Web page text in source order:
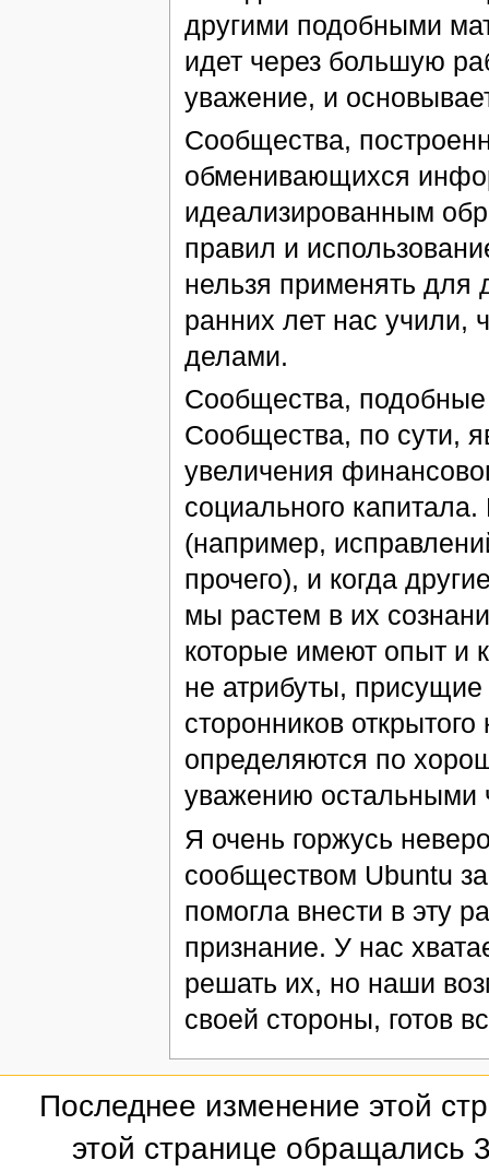
другими подобными
идет через большую
уважение, и
Сообщества,
обменивающихся
идеализированным
правил и
нельзя применять
ранних лет нас учили,
делами.
Сообщества,
Сообщества, по сути,
увеличения
социального
(например,
прочего), и когда
мы растем в их
которые имеют опыт и
не атрибуты,
сторонников
определяются по
уважению остальными
Я очень горжусь
сообществом Ubuntu
помогла внести в эту
признание. У нас
решать их, но наши
своей стороны, готов
Последнее изменение этой
этой странице обращались